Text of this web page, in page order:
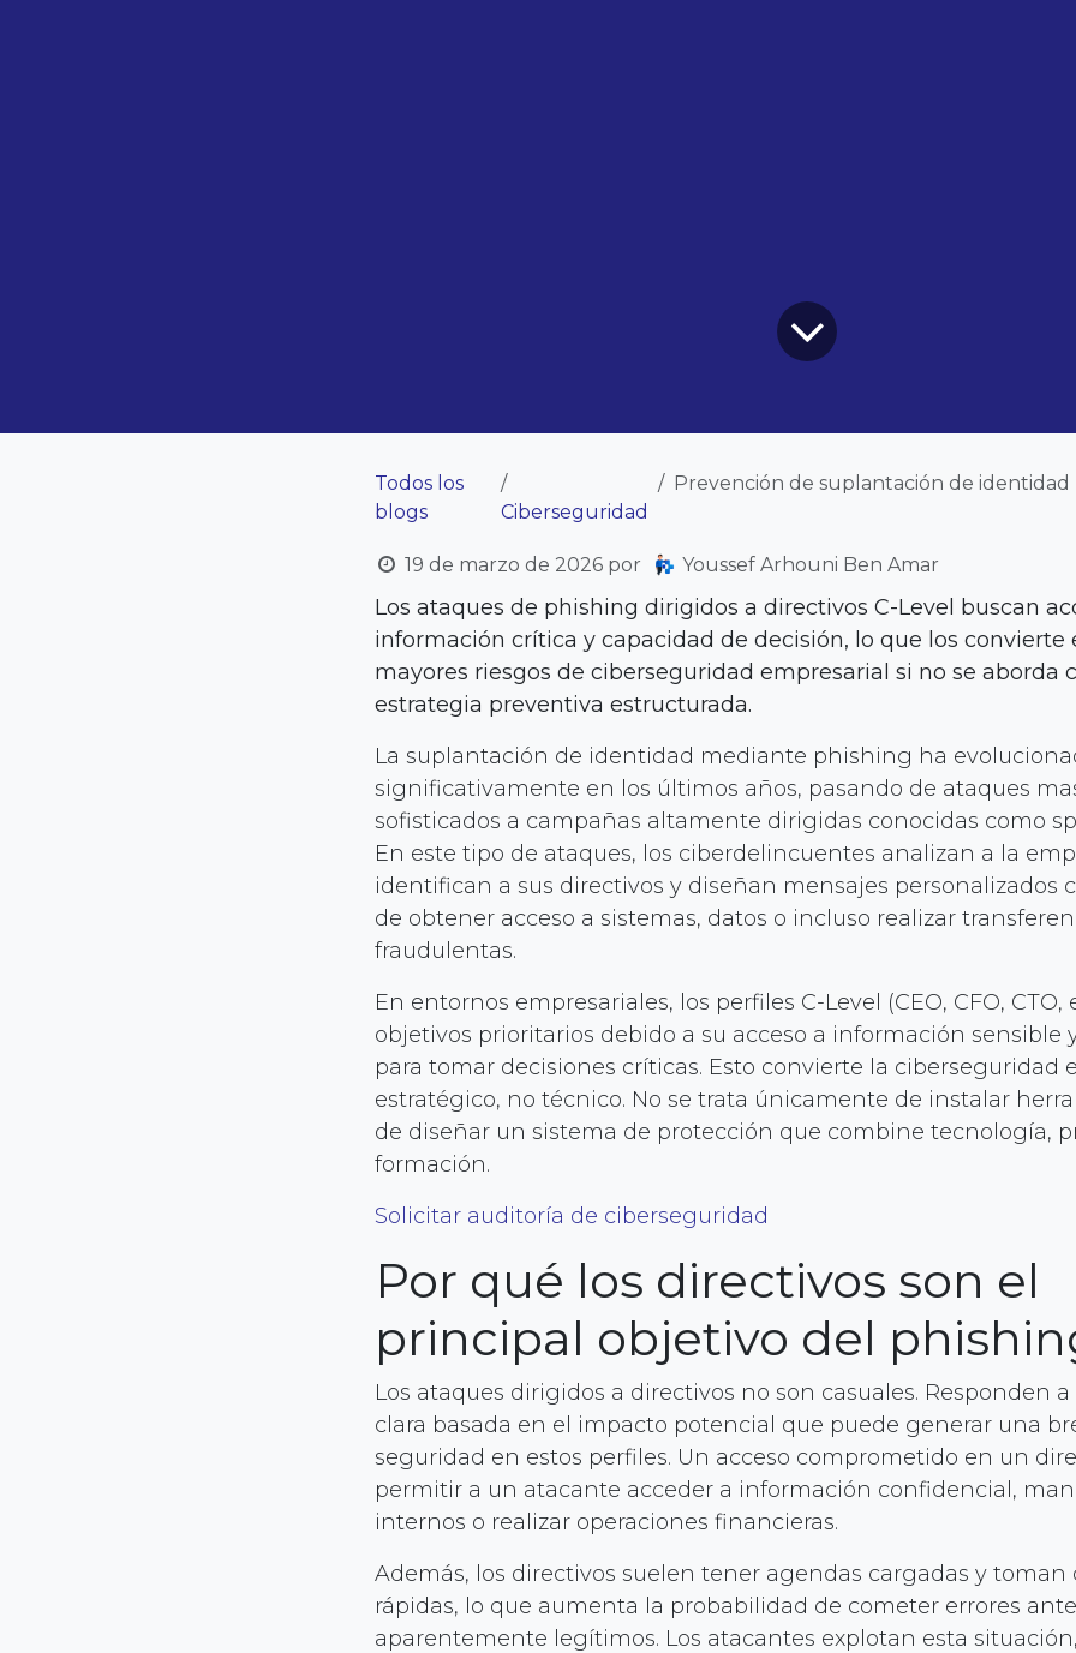
Todos los
blogs
Ciberseguridad
Prevención de suplantación de identidad (Phishing)
19 de marzo de 2026 por Youssef Arhouni Ben Amar
Los ataques de phishing dirigidos a directivos C-Level buscan
información crítica y capacidad de decisión, lo que los convierte
mayores riesgos de ciberseguridad empresarial si no se aborda
estrategia preventiva estructurada.
La suplantación de identidad mediante phishing ha
significativamente en los últimos años, pasando de ataques
sofisticados a campañas altamente dirigidas conocidas como
En este tipo de ataques, los ciberdelincuentes analizan a la
identifican a sus directivos y diseñan mensajes personalizados
de obtener acceso a sistemas, datos o incluso realizar
fraudulentas.
En entornos empresariales, los perfiles C-Level (CEO, CFO, CTO,
objetivos prioritarios debido a su acceso a información sensible
para tomar decisiones críticas. Esto convierte la ciberseguridad
estratégico, no técnico. No se trata únicamente de instalar
de diseñar un sistema de protección que combine tecnología,
formación.
Solicitar auditoría de ciberseguridad
Por qué los directivos son el
principal objetivo del
Los ataques dirigidos a directivos no son casuales. Responden
clara basada en el impacto potencial que puede generar una
seguridad en estos perfiles. Un acceso comprometido en un
permitir a un atacante acceder a información confidencial,
internos o realizar operaciones financieras.
Además, los directivos suelen tener agendas cargadas y toman
rápidas, lo que aumenta la probabilidad de cometer errores
aparentemente legítimos. Los atacantes explotan esta